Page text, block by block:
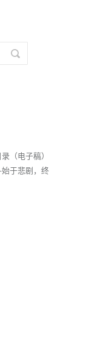
（电子稿）
于悲剧，终